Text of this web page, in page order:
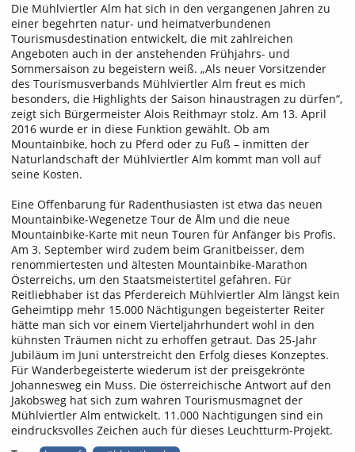
Die Mühlviertler Alm hat sich in den vergangenen Jahren zu
einer begehrten natur- und heimatverbundenen
Tourismusdestination entwickelt, die mit zahlreichen
Angeboten auch in der anstehenden Frühjahrs- und
Sommersaison zu begeistern weiß. „Als neuer Vorsitzender
des Tourismusverbands Mühlviertler Alm freut es mich
besonders, die Highlights der Saison hinaustragen zu dürfen“,
zeigt sich Bürgermeister Alois Reithmayr stolz. Am 13. April
2016 wurde er in diese Funktion gewählt. Ob am
Mountainbike, hoch zu Pferd oder zu Fuß – inmitten der
Naturlandschaft der Mühlviertler Alm kommt man voll auf
seine Kosten.
Eine Offenbarung für Radenthusiasten ist etwa das neuen
Mountainbike-Wegenetze Tour de Ålm und die neue
Mountainbike-Karte mit neun Touren für Anfänger bis Profis.
Am 3. September wird zudem beim Granitbeisser, dem
renommiertesten und ältesten Mountainbike-Marathon
Österreichs, um den Staatsmeistertitel gefahren. Für
Reitliebhaber ist das Pferdereich Mühlviertler Alm längst kein
Geheimtipp mehr 15.000 Nächtigungen begeisterter Reiter
hätte man sich vor einem Vierteljahrhundert wohl in den
kühnsten Träumen nicht zu erhoffen getraut. Das 25-Jahr
Jubiläum im Juni unterstreicht den Erfolg dieses Konzeptes.
Für Wanderbegeisterte wiederum ist der preisgekrönte
Johannesweg ein Muss. Die österreichische Antwort auf den
Jakobsweg hat sich zum wahren Tourismusmagnet der
Mühlviertler Alm entwickelt. 11.000 Nächtigungen sind ein
eindrucksvolles Zeichen auch für dieses Leuchtturm-Projekt.